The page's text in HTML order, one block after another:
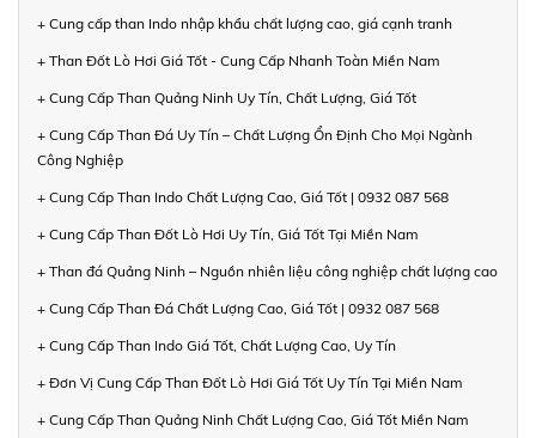
+ Cung cấp than Indo nhập khẩu chất lượng cao, giá cạnh tranh
+ Than Đốt Lò Hơi Giá Tốt - Cung Cấp Nhanh Toàn Miền Nam
+ Cung Cấp Than Quảng Ninh Uy Tín, Chất Lượng, Giá Tốt
+ Cung Cấp Than Đá Uy Tín – Chất Lượng Ổn Định Cho Mọi Ngành
Công Nghiệp
+ Cung Cấp Than Indo Chất Lượng Cao, Giá Tốt | 0932 087 568
+ Cung Cấp Than Đốt Lò Hơi Uy Tín, Giá Tốt Tại Miền Nam
+ Than đá Quảng Ninh – Nguồn nhiên liệu công nghiệp chất lượng cao
+ Cung Cấp Than Đá Chất Lượng Cao, Giá Tốt | 0932 087 568
+ Cung Cấp Than Indo Giá Tốt, Chất Lượng Cao, Uy Tín
+ Đơn Vị Cung Cấp Than Đốt Lò Hơi Giá Tốt Uy Tín Tại Miền Nam
+ Cung Cấp Than Quảng Ninh Chất Lượng Cao, Giá Tốt Miền Nam